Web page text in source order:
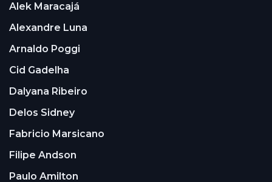
Alek Maracajá
Alexandre Luna
Arnaldo Poggi
Cid Gadelha
Dalyana Ribeiro
Delos Sidney
Fabricio Marsicano
Filipe Andson
Paulo Amilton